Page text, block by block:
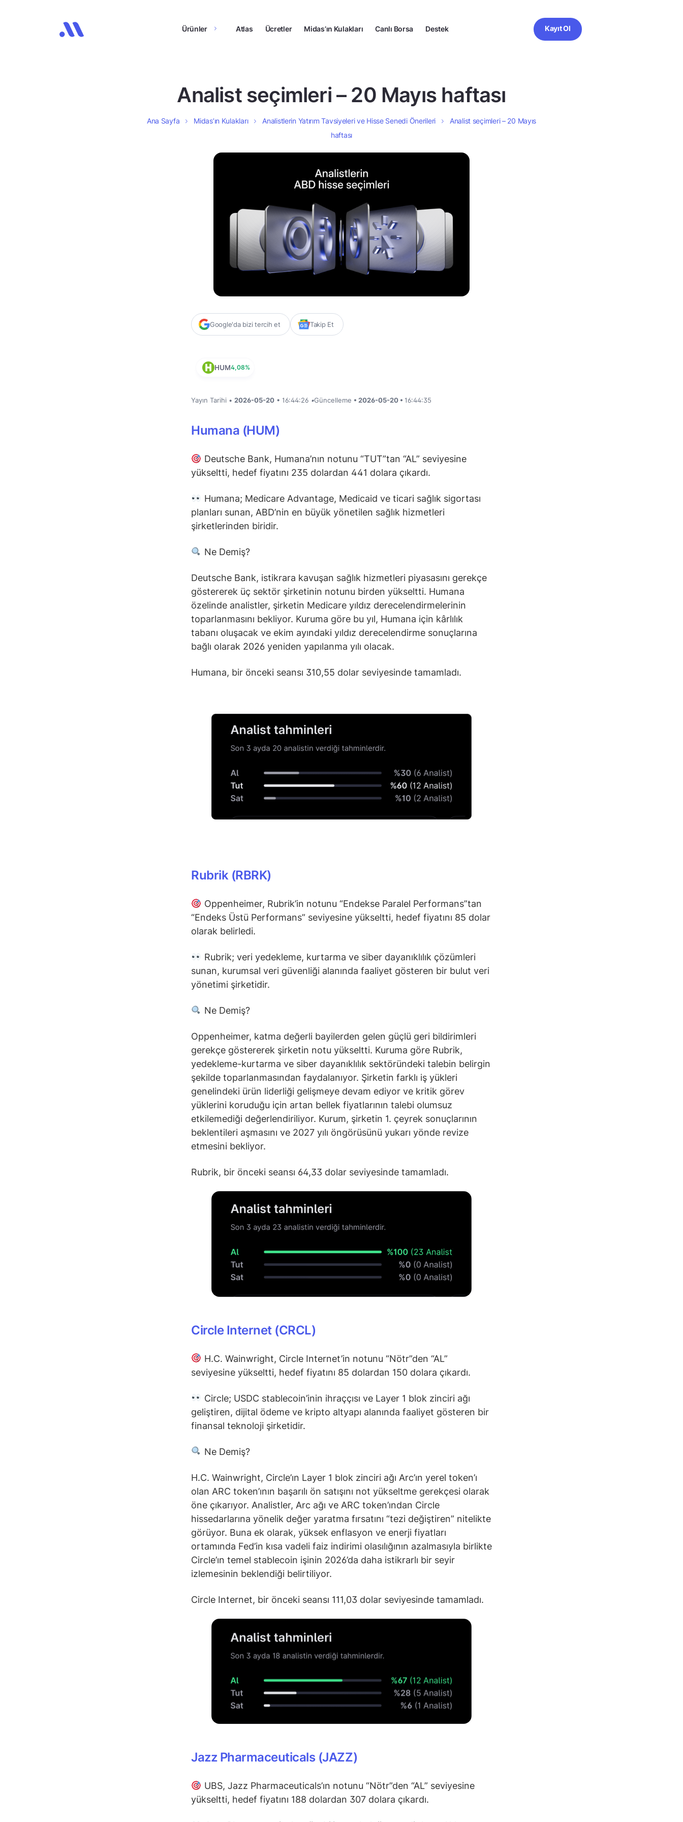
Ürünler Atlas Ücretler Midas’ın Kulakları Canlı Borsa Destek Kayıt Ol
Analist seçimleri – 20 Mayıs haftası
Ana Sayfa Midas’ın Kulakları Analistlerin Yatırım Tavsiyeleri ve Hisse Senedi Önerileri
Analist seçimleri – 20 Mayıs
haftası
Google'da bizi tercih et Takip Et
HUM4,08%
Yayın Tarihi • 2026-05-20 • 16:44:26 •Güncelleme • 2026-05-20 • 16:44:35
Humana (HUM)
Deutsche Bank, Humana’nın notunu “TUT”tan “AL” seviyesine
yükseltti, hedef fiyatını 235 dolardan 441 dolara çıkardı.
Humana; Medicare Advantage, Medicaid ve ticari sağlık sigortası
planları sunan, ABD’nin en büyük yönetilen sağlık hizmetleri
şirketlerinden biridir.
Ne Demiş?
Deutsche Bank, istikrara kavuşan sağlık hizmetleri piyasasını gerekçe
göstererek üç sektör şirketinin notunu birden yükseltti. Humana
özelinde analistler, şirketin Medicare yıldız derecelendirmelerinin
toparlanmasını bekliyor. Kuruma göre bu yıl, Humana için kârlılık
tabanı oluşacak ve ekim ayındaki yıldız derecelendirme sonuçlarına
bağlı olarak 2026 yeniden yapılanma yılı olacak.
Humana, bir önceki seansı 310,55 dolar seviyesinde tamamladı.
Rubrik (RBRK)
Oppenheimer, Rubrik’in notunu “Endekse Paralel Performans”tan
“Endeks Üstü Performans” seviyesine yükseltti, hedef fiyatını 85 dolar
olarak belirledi.
Rubrik; veri yedekleme, kurtarma ve siber dayanıklılık çözümleri
sunan, kurumsal veri güvenliği alanında faaliyet gösteren bir bulut veri
yönetimi şirketidir.
Ne Demiş?
Oppenheimer, katma değerli bayilerden gelen güçlü geri bildirimleri
gerekçe göstererek şirketin notu yükseltti. Kuruma göre Rubrik,
yedekleme-kurtarma ve siber dayanıklılık sektöründeki talebin belirgin
şekilde toparlanmasından faydalanıyor. Şirketin farklı iş yükleri
genelindeki ürün liderliği gelişmeye devam ediyor ve kritik görev
yüklerini koruduğu için artan bellek fiyatlarının talebi olumsuz
etkilemediği değerlendiriliyor. Kurum, şirketin 1. çeyrek sonuçlarının
beklentileri aşmasını ve 2027 yılı öngörüsünü yukarı yönde revize
etmesini bekliyor.
Rubrik, bir önceki seansı 64,33 dolar seviyesinde tamamladı.
Circle Internet (CRCL)
H.C. Wainwright, Circle Internet’in notunu “Nötr”den “AL”
seviyesine yükseltti, hedef fiyatını 85 dolardan 150 dolara çıkardı.
Circle; USDC stablecoin’inin ihraççısı ve Layer 1 blok zinciri ağı
geliştiren, dijital ödeme ve kripto altyapı alanında faaliyet gösteren bir
finansal teknoloji şirketidir.
Ne Demiş?
H.C. Wainwright, Circle’ın Layer 1 blok zinciri ağı Arc’ın yerel token’ı
olan ARC token’ının başarılı ön satışını not yükseltme gerekçesi olarak
öne çıkarıyor. Analistler, Arc ağı ve ARC token’ından Circle
hissedarlarına yönelik değer yaratma fırsatını “tezi değiştiren” nitelikte
görüyor. Buna ek olarak, yüksek enflasyon ve enerji fiyatları
ortamında Fed’in kısa vadeli faiz indirimi olasılığının azalmasıyla birlikte
Circle’ın temel stablecoin işinin 2026’da daha istikrarlı bir seyir
izlemesinin beklendiği belirtiliyor.
Circle Internet, bir önceki seansı 111,03 dolar seviyesinde tamamladı.
Jazz Pharmaceuticals (JAZZ)
UBS, Jazz Pharmaceuticals’ın notunu “Nötr”den “AL” seviyesine
yükseltti, hedef fiyatını 188 dolardan 307 dolara çıkardı.